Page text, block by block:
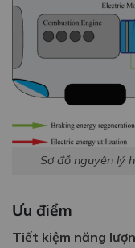
Sơ đồ nguyên lý
Ưu điểm
Tiết kiệm năng